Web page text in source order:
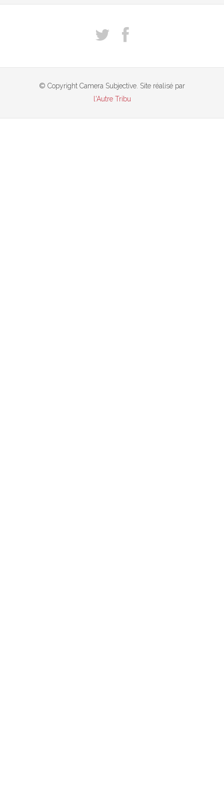
© Copyright Camera Subjective. Site réalisé par
l'Autre Tribu